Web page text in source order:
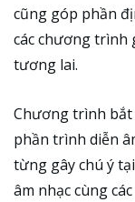
cũng góp phần
các chương trình
tương lai.
Chương trình
phần trình diễn
từng gây chú ý
âm nhạc cùng